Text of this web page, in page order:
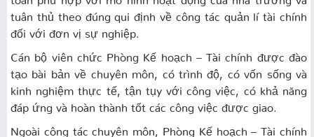
tuân thủ theo đúng qui định về công tác quản lí tài chính
đối với đơn vị sự nghiệp.
Cán bộ viên chức Phòng Kế hoạch – Tài chính được đào
tạo bài bản về chuyên môn, có trình độ, có vốn sống và
kinh nghiệm thực tế, tận tụy với công việc, có khả năng
đáp ứng và hoàn thành tốt các công việc được giao.
Ngoài công tác chuyên môn, Phòng Kế hoạch – Tài chính